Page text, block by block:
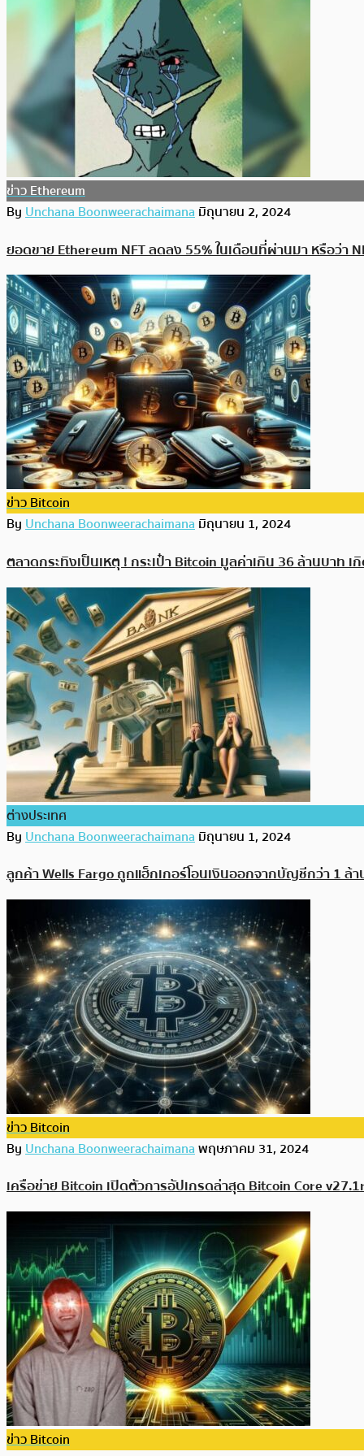
ข่าว Ethereum
ByUnchana Boonweerachaimanaมิถุนายน 2, 2024
ยอดขาย Ethereum NFT ลดลง 55% ในเดือนที่ผ่านมา หรือว่า
ข่าว Bitcoin
ByUnchana Boonweerachaimanaมิถุนายน 1, 2024
ตลาดกระทิงเป็นเหตุ ! กระเป๋า Bitcoin มูลค่าเกิน 36 ล้านบาท เ
ต่างประเทศ
ByUnchana Boonweerachaimanaมิถุนายน 1, 2024
ลูกค้า Wells Fargo ถูกแฮ็กเกอร์โอนเงินออกจากบัญชีกว่า 1 ล้
ข่าว Bitcoin
ByUnchana Boonweerachaimanaพฤษภาคม 31, 2024
เครือข่าย Bitcoin เปิดตัวการอัปเกรดล่าสุด Bitcoin Core
ข่าว Bitcoin